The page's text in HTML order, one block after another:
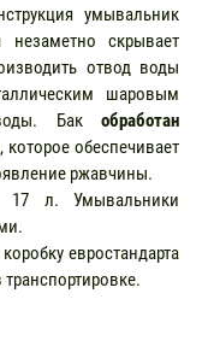
умывальник
скрывает
отвод воды
шаровым
Бак обработан
, которое обеспечивает
ржавчины.
17 л. Умывальники
евростандарта